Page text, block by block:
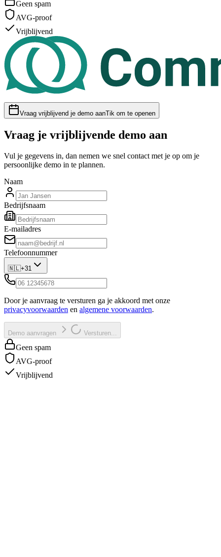
Geen spam
AVG-proof
Vrijblijvend
Vraag vrijblijvend je demo aanTik om te openen
Vraag je vrijblijvende demo aan
Vul je gegevens in, dan nemen we snel contact met je op om je
persoonlijke demo in te plannen.
Naam
Bedrijfsnaam
E-mailadres
Telefoonnummer
🇳🇱+31
Door je aanvraag te versturen ga je akkoord met onze
privacyvoorwaarden en algemene voorwaarden.
Demo aanvragen Versturen...
Geen spam
AVG-proof
Vrijblijvend